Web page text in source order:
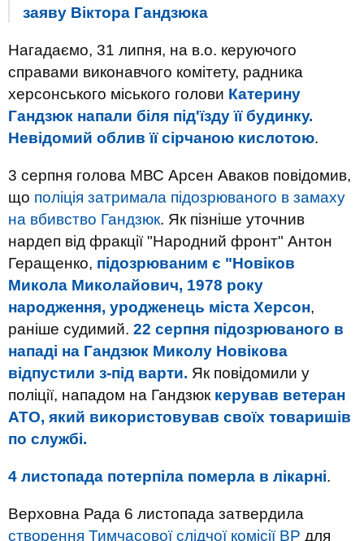
заяву Віктора Гандзюка
Нагадаємо, 31 липня, на в.о. керуючого
справами виконавчого комітету, радника
херсонського міського голови Катерину
Гандзюк напали біля під'їзду її будинку.
Невідомий облив її сірчаною кислотою.
3 серпня голова МВС Арсен Аваков повідомив,
що поліція затримала підозрюваного в замаху
на вбивство Гандзюк. Як пізніше уточнив
нардеп від фракції "Народний фронт" Антон
Геращенко, підозрюваним є "Новіков
Микола Миколайович, 1978 року
народження, уродженець міста Херсон,
раніше судимий. 22 серпня підозрюваного в
нападі на Гандзюк Миколу Новікова
відпустили з-під варти. Як повідомили у
поліції, нападом на Гандзюк керував ветеран
АТО, який використовував своїх товаришів
по службі.
4 листопада потерпіла померла в лікарні.
Верховна Рада 6 листопада затвердила
створення Тимчасової слідчої комісії ВР для